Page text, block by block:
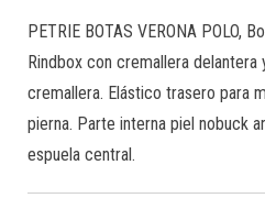
PETRIE BOTAS VERONA POLO,
Rindbox con cremallera
cremallera. Elástico trasero para
pierna. Parte interna piel nobuck
espuela central.